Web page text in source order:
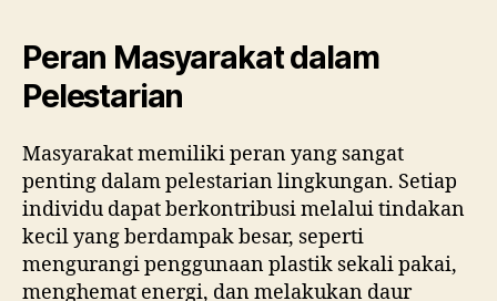
Peran Masyarakat dalam
Pelestarian
Masyarakat memiliki peran yang sangat
penting dalam pelestarian lingkungan. Setiap
individu dapat berkontribusi melalui tindakan
kecil yang berdampak besar, seperti
mengurangi penggunaan plastik sekali pakai,
menghemat energi, dan melakukan daur